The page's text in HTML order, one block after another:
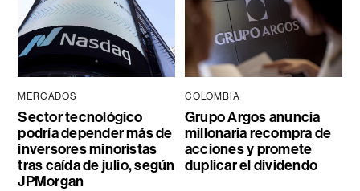
MERCADOS
Sector tecnológico
podría depender más de
inversores minoristas
tras caída de julio, según
JPMorgan
COLOMBIA
Grupo Argos anuncia
millonaria recompra de
acciones y promete
duplicar el dividendo